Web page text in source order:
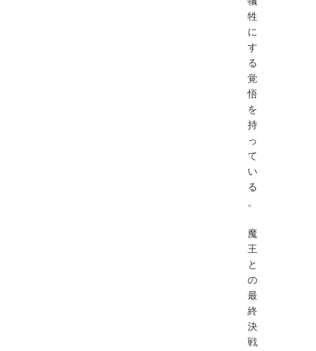
牲
に
す
る
覚
悟
を
持
っ
て
い
る
。
魔
王
と
の
最
終
決
戦